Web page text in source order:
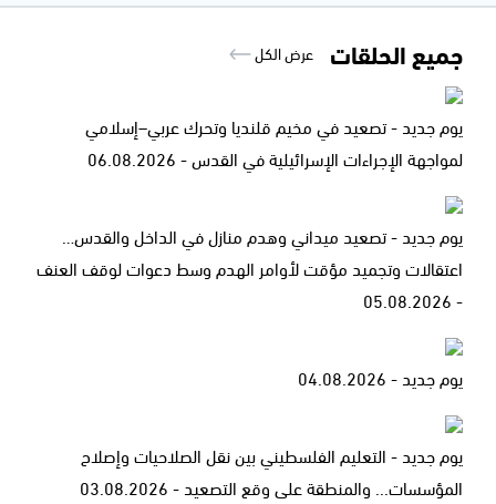
جميع الحلقات عرض الكل
يوم جديد - تصعيد في مخيم قلنديا وتحرك عربي–إسلامي
لمواجهة الإجراءات الإسرائيلية في القدس - 06.08.2026
يوم جديد - تصعيد ميداني وهدم منازل في الداخل والقدس…
اعتقالات وتجميد مؤقت لأوامر الهدم وسط دعوات لوقف العنف
- 05.08.2026
يوم جديد - 04.08.2026
يوم جديد - التعليم الفلسطيني بين نقل الصلاحيات وإصلاح
المؤسسات... والمنطقة على وقع التصعيد - 03.08.2026